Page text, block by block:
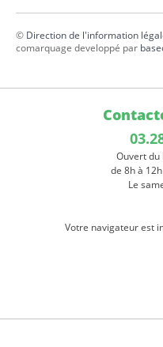
© Direction de l'information
comarquage developpé par
Ouvert du
de 8h à
Le
Votre navigateur est